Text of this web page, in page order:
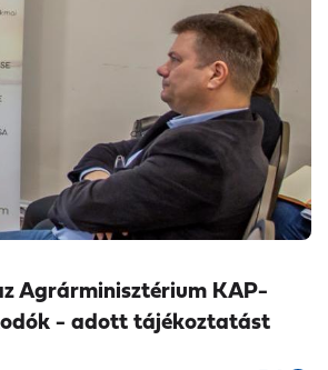
Agrárminisztérium KAP-
- adott tájékoztatást